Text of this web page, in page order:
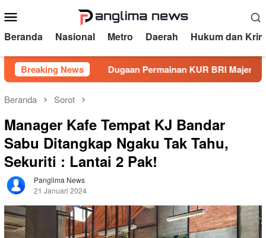
ke
kontenMobile
Beranda Nasional Metro Daerah Hukum dan
Breaking NewsDugaan Permainan KUR BRI Majene Disorot,
Beranda Sorot
Manager Kafe Tempat KJ Bandar
Sabu Ditangkap Ngaku Tak Tahu,
Sekuriti : Lantai 2 Pak!
Panglima News
21 Januari 2024